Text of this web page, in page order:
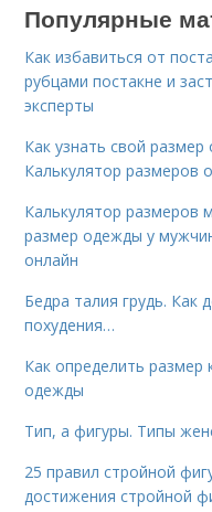
Популярные
Как избавиться от
рубцами постакне и
эксперты
Как узнать свой
Калькулятор размеров
Калькулятор размеров
размер одежды у
онлайн
Бедра талия грудь. Как
похудения…
Как определить
одежды
Тип, а фигуры. Типы
25 правил стройной
достижения стройной